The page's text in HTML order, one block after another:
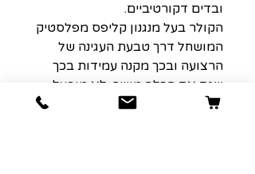
ובדים דקורטיביים.
הקולר בעל מנגנון קליפס מפלסטיק
המושחל דרך טבעת העגינה של
הרצועה ובכך מקנה עמידות בכך
שגם אם הכלב מושך, לא מופעל
שום לחץ על האבזם עצמו.